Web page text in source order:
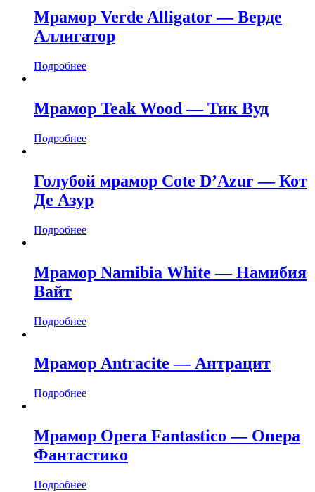
Мрамор Verde Alligator — Верде
Аллигатор
Подробнее
Мрамор Teak Wood — Тик Вуд
Подробнее
Голубой мрамор Cote D’Azur — Кот
Де Азур
Подробнее
Мрамор Namibia White — Намибия
Вайт
Подробнее
Мрамор Antracite — Антрацит
Подробнее
Мрамор Opera Fantastico — Опера
Фантастико
Подробнее